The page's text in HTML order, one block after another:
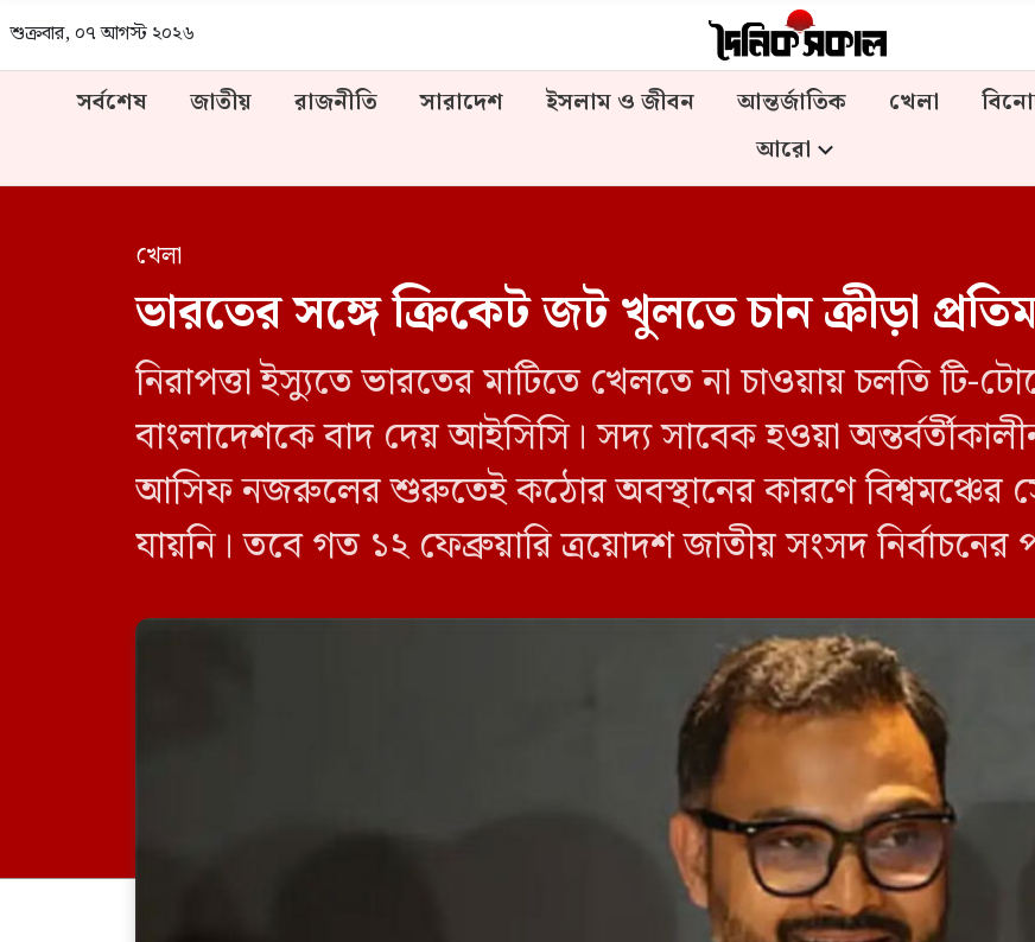
শুক্রবার, ০৭ আগস্ট ২০২৬
সর্বশেষ জাতীয় রাজনীতি সারাদেশ ইসলাম ও জীবন আন্তর্জাতিক খেলা
আরো
খেলা
ভারতের সঙ্গে ক্রিকেট জট খুলতে চান ক্রীড়া
নিরাপত্তা ইস্যুতে ভারতের মাটিতে খেলতে না চাওয়ায় চলতি টি-
বাংলাদেশকে বাদ দেয় আইসিসি। সদ্য সাবেক হওয়া
আসিফ নজরুলের শুরুতেই কঠোর অবস্থানের কারণে বিশ্বমঞ্চের
যায়নি। তবে গত ১২ ফেব্রুয়ারি ত্রয়োদশ জাতীয় সংসদ